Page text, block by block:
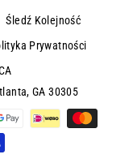
Śledź Kolejność
Prywatności